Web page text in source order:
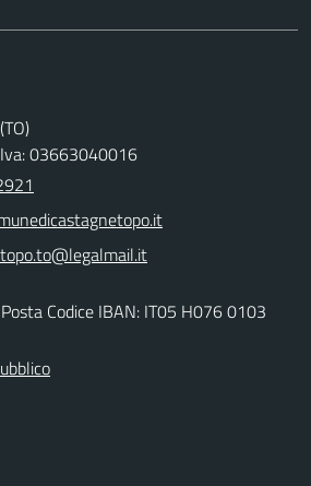
03663040016
Codice IBAN: IT05 H076 0103